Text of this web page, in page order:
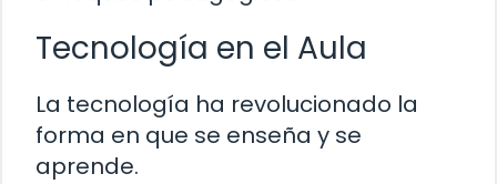
Tecnología en el Aula
La tecnología ha revolucionado la
forma en que se enseña y se
aprende.